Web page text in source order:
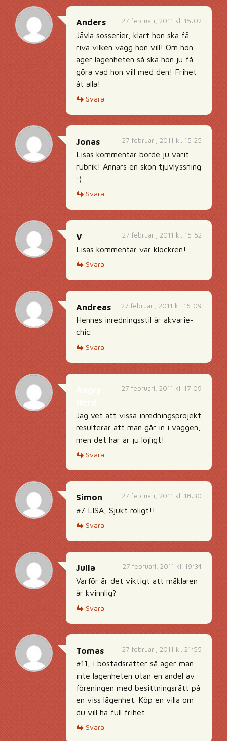
27 februari, 2011 kl. 15:02
Anders
Jävla sosserier, klart hon ska få
riva vilken vägg hon vill! Om hon
äger lägenheten så ska hon ju få
göra vad hon vill med den! Frihet
åt alla!
Svara
27 februari, 2011 kl. 15:25
Jonas
Lisas kommentar borde ju varit
rubrik! Annars en skön tjuvlyssning
:)
Svara
27 februari, 2011 kl. 15:52
V
Lisas kommentar var klockren!
Svara
27 februari, 2011 kl. 16:09
Andreas
Hennes inredningsstil är akvarie-
chic.
Svara
27 februari, 2011 kl. 17:09
Jag vet att vissa inredningsprojekt
resulterar att man går in i väggen,
men det här är ju löjligt!
Svara
27 februari, 2011 kl. 18:30
Simon
#7 LISA, Sjukt roligt!!
Svara
27 februari, 2011 kl. 19:34
Julia
Varför är det viktigt att mäklaren
är kvinnlig?
Svara
27 februari, 2011 kl. 21:55
Tomas
#11, i bostadsrätter så äger man
inte lägenheten utan en andel av
föreningen med besittningsrätt på
en viss lägenhet. Köp en villa om
du vill ha full frihet.
Svara